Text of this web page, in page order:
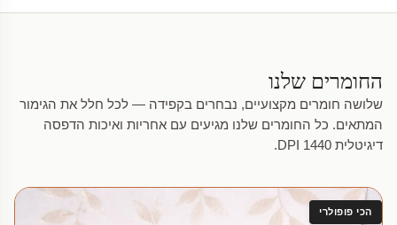
החומרים שלנו
שלושה חומרים מקצועיים, נבחרים בקפידה — לכל חלל את הגימור
המתאים. כל החומרים שלנו מגיעים עם אחריות ואיכות הדפסה
דיגיטלית 1440 DPI.
הכי פופולרי